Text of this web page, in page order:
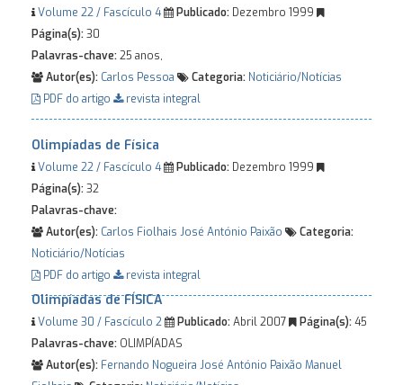
Volume 22 / Fascículo 4 Publicado: Dezembro 1999
Página(s):30
Palavras-chave:25 anos,
Autor(es): Carlos Pessoa Categoria: Noticiário/Notícias
PDF do artigo
revista integral
Olimpíadas de Física
Volume 22 / Fascículo 4 Publicado: Dezembro 1999
Página(s):32
Palavras-chave:
Autor(es): Carlos Fiolhais José António Paixão
Categoria:
Noticiário/Notícias
PDF do artigo
revista integral
Olimpíadas de FÍSICA
Volume 30 / Fascículo 2 Publicado:Abril 2007 Página(s):45
Palavras-chave: OLIMPÍADAS
Autor(es): Fernando Nogueira José António Paixão Manuel